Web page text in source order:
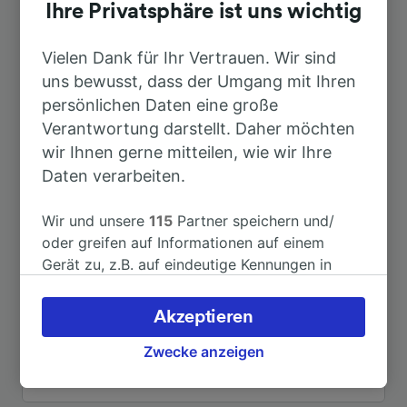
Dauer
Nach Bad St. Peter-Ording 1h 17min
Nach Flensburg
Nach Hamburg 1h 30min
Nach Hamburg-Altona 1h 13min
Nach Hamburg Hbf 1h 30min
Nach Heide (Holst)
Ihre Privatsphäre ist uns wichtig
Vielen Dank für Ihr Vertrauen. Wir sind
uns bewusst, dass der Umgang mit Ihren
persönlichen Daten eine große
Verantwortung darstellt. Daher möchten
wir Ihnen gerne mitteilen, wie wir Ihre
Daten verarbeiten.
Wir und unsere115 Partner speichern und/
oder greifen auf Informationen auf einem
Gerät zu, z.B. auf eindeutige Kennungen in
verarbeiten. Sie können Ihre Präferenzen
akzeptieren oder verwalten, einschließlich
Ihres Widerspruchsrechts bei berechtigtem
Zwecke anzeigen
Akzeptieren